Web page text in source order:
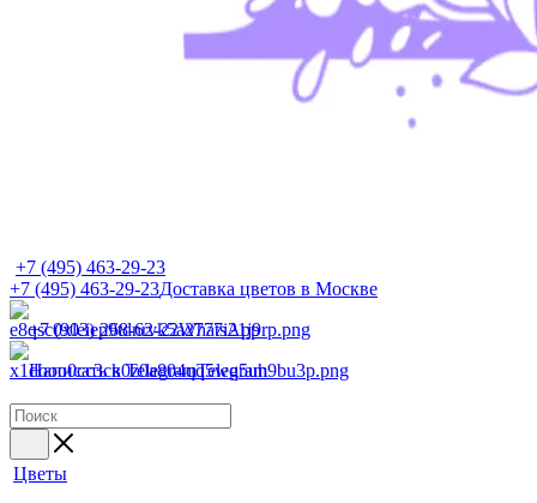
+7 (495) 463-29-23
+7 (495) 463-29-23Доставка цветов в Москве
+7 (903) 268-62-22WhatsApp
Написать в TelegramTelegram
Цветы